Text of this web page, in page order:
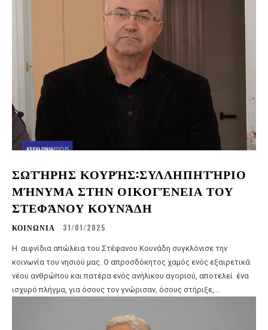
ΣΩΤΉΡΗΣ ΚΟΥΡΉΣ:ΣΥΛΛΗΠΗΤΉΡΙΟ
ΜΉΝΥΜΑ ΣΤΗΝ ΟΙΚΟΓΈΝΕΙΑ ΤΟΥ
ΣΤΕΦΆΝΟΥ ΚΟΥΝΆΔΗ
ΚΟΙΝΩΝΙΑ 31/01/2025
​Η αιφνίδια απώλεια του Στέφανου Κουνάδη συγκλόνισε την
κοινωνία του νησιού μας. Ο απροσδόκητος χαμός ενός εξαιρετικά
νέου ανθρώπου και πατέρα ενός ανήλικου αγοριού, αποτελεί ένα
ισχυρό πλήγμα, για όσους τον γνώρισαν, όσους στήριξε,...